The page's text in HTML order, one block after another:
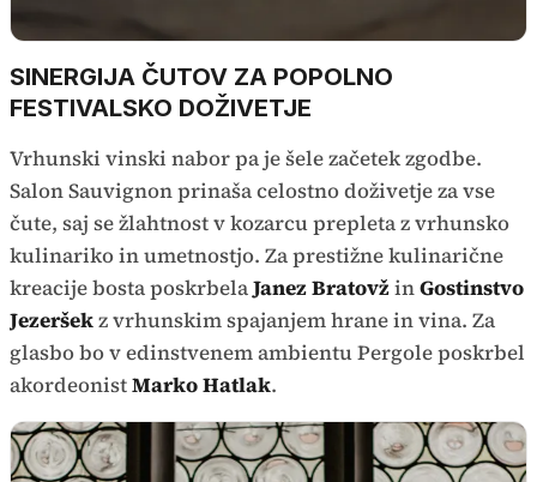
SINERGIJA ČUTOV ZA POPOLNO
FESTIVALSKO DOŽIVETJE
Vrhunski vinski nabor pa je šele začetek zgodbe.
Salon Sauvignon prinaša celostno doživetje za vse
čute, saj se žlahtnost v kozarcu prepleta z vrhunsko
kulinariko in umetnostjo. Za prestižne kulinarične
kreacije bosta poskrbelaJanez BratovžinGostinstvo
Jezeršekz vrhunskim spajanjem hrane in vina. Za
glasbo bo v edinstvenem ambientu Pergole poskrbel
akordeonistMarko Hatlak.